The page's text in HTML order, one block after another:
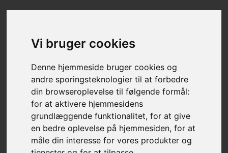
Vi bruger cookies
Denne hjemmeside bruger cookies og
andre sporingsteknologier til at forbedre
din browseroplevelse til følgende formål:
for at aktivere hjemmesidens
grundlæggende funktionalitet,for at give
en bedre oplevelse på hjemmesiden,for at
måle din interesse for vores produkter og